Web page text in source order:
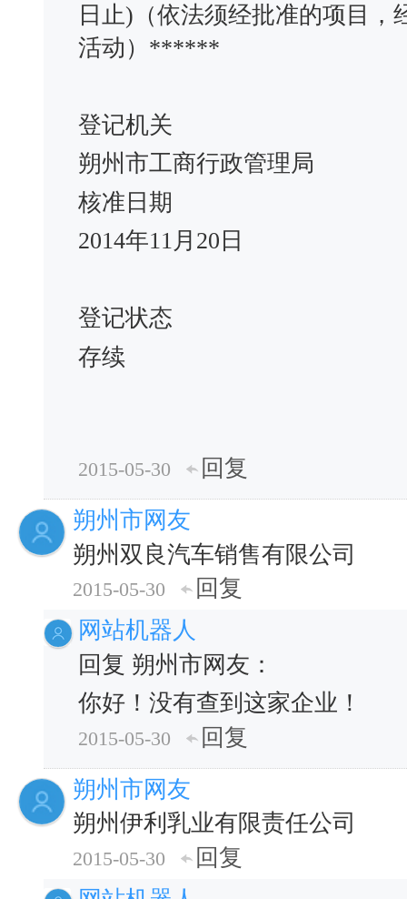
日止)（依法须经批准的项目
活动）******
登记机关
朔州市工商行政管理局
核准日期
2014年11月20日
登记状态
存续
2015-05-30
回复
朔州市网友
朔州双良汽车销售有限公司
2015-05-30
回复
网站机器人
回复 朔州市网友：
你好！没有查到这家企业！
2015-05-30
回复
朔州市网友
朔州伊利乳业有限责任公司
2015-05-30
回复